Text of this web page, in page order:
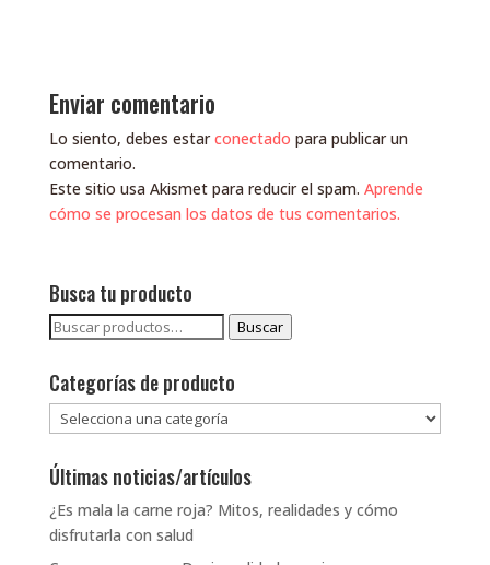
Enviar comentario
Lo siento, debes estarconectado para publicar un
comentario.
Este sitio usa Akismet para reducir el spam. Aprende
cómo se procesan los datos de tus comentarios.
Busca tu producto
Buscar
Buscar
Categorías de producto
Últimas noticias/artículos
¿Es mala la carne roja? Mitos, realidades y cómo
disfrutarla con salud